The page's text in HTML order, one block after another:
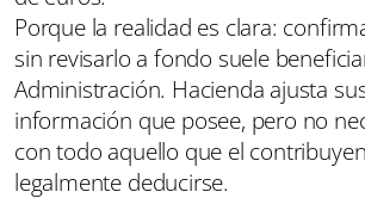
Porque la realidad es clara:
sin revisarlo a fondo suele
Administración. Hacienda ajusta
información que posee, pero no
con todo aquello que el
legalmente deducirse.